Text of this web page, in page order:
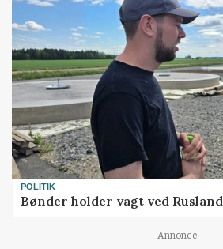
POLITIK
Bønder holder vagt ved Rusland
Annonce